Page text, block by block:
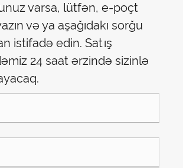
varsa, lütfən, e-poçt
və ya aşağıdakı sorğu
istifadə edin. Satış
24 saat ərzində sizinlə